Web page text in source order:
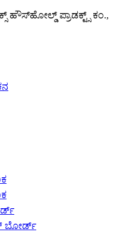
ಹೌಸ್‌ಹೋಲ್ಡ್ ಪ್ರಾಡಕ್ಟ್ಸ್ ಕಂ.,
ಬೋರ್ಡ್